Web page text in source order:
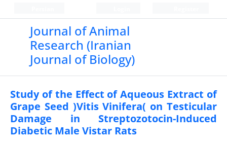
Journal of Animal
Research (Iranian
Journal of Biology)
Study of the Effect of Aqueous Extract of
Grape Seed )Vitis Vinifera( on Testicular
Damage in Streptozotocin-Induced
Diabetic Male Vistar Rats